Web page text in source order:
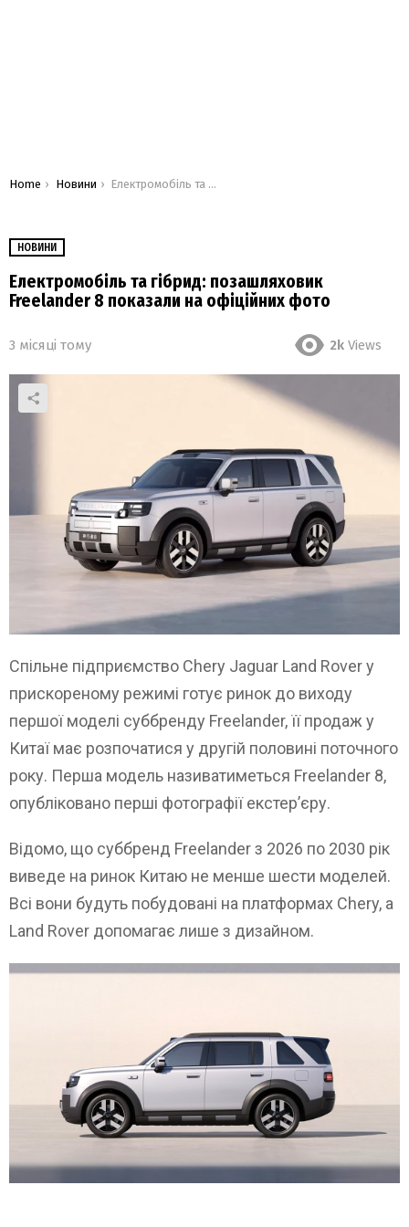
You are here:
Home Новини Електромобіль та гібрид: позашляховик Freelander 8 показали на офіційних фото
НОВИНИ
Електромобіль та гібрид: позашляховик
Freelander 8 показали на офіційних фото
3 місяці тому 2k Views
Спільне підприємство Chery Jaguar Land Rover у
прискореному режимі готує ринок до виходу
першої моделі суббренду Freelander, її продаж у
Китаї має розпочатися у другій половині поточного
року. Перша модель називатиметься Freelander 8,
опубліковано перші фотографії екстер’єру.
Відомо, що суббренд Freelander з 2026 по 2030 рік
виведе на ринок Китаю не менше шести моделей.
Всі вони будуть побудовані на платформах Chery, а
Land Rover допомагає лише з дизайном.